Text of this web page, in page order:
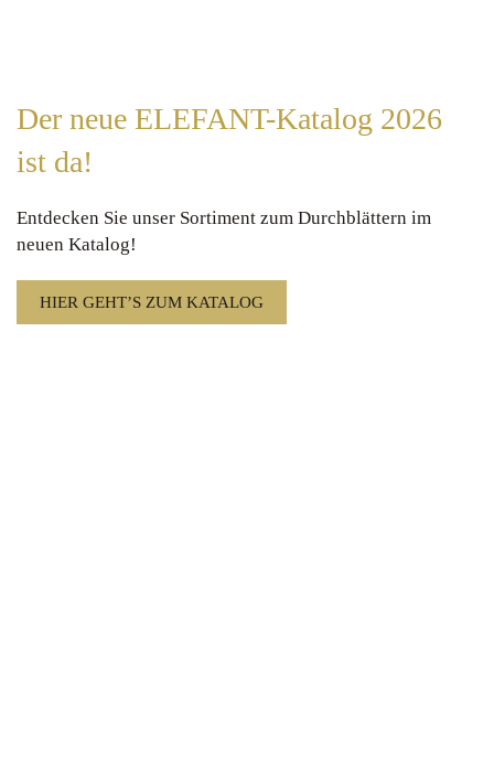
Der neue ELEFANT-Katalog 2026
ist da!
Entdecken Sie unser Sortiment zum Durchblättern im
neuen Katalog!
HIER GEHT’S ZUM KATALOG